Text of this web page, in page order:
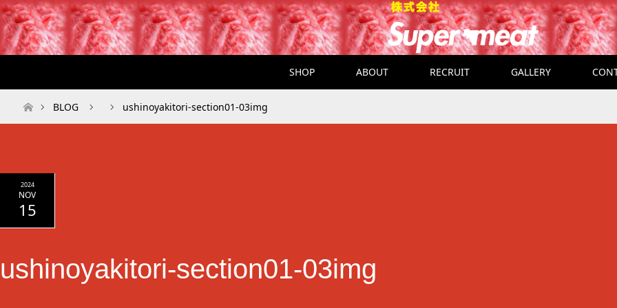
SHOP ABOUT RECRUIT GALLERY
ホームBLOG ushinoyakitori-section01-03img
2024
NOV
15
ushinoyakitori-section01-03img